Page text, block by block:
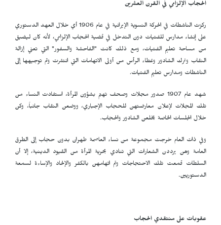
الحجاب الإلزامي في القرن العشرين
ركزت الناشطات في الحركة النسوية الإيرانية في عام 1906 أي خلال العهد الدستوري
على إنشاء مدارس للفتيات دون التدخل في قضية الحجاب الإلزامي، لأنه كان ليضيق
من مساحة تعليم الفتيات، ومع ذلك كانت "الفاحشة والسفور" التي تعني إزالة
النقاب وترك الشادور وغطاء الرأس من أولى الاتهامات التي انتشرت وتم توجيهها إلى
الناشطات ومدارس تعليم الفتيات.
شهد عام 1907 صدور مجلات وصحف تهتم بشؤون المرأة، استفادت النساء من
تلك المجلات لإعلان معارضتهن للحجاب الإجباري، ووضعن النقاب جانباً، وكن
خلال الجلسات الخاصة يخلعن الشادور والحجاب.
وفي ذات العام خرجت مجموعة من نساء العاصمة طهران بدون حجاب إلى الطرق
العامة وهن يرددن الشعارات التي تنادي بحرية المرأة من القيود الدينية، إلا أن
السلطات قمعت تلك الاحتجاجات وتم اتهامهن بالكفر والإلحاد والإساءة لسمعة
الدستوريين.
عقوبات على منتقدي الحجاب